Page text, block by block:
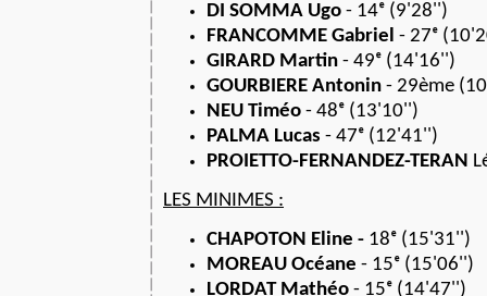
DI SOMMA Ugo - 14ᵉ (9'28'')
FRANCOMME Gabriel - 27ᵉ
GIRARD Martin - 49ᵉ (14'16'')
GOURBIERE Antonin - 29ème
NEU Timéo - 48ᵉ (13'10'')
PALMA Lucas - 47ᵉ (12'41'')
PROIETTO-FERNANDEZ-TERAN
LES MINIMES :
CHAPOTON Eline - 18ᵉ (15'31'')
MOREAU Océane - 15ᵉ (15'06'')
LORDAT Mathéo - 15ᵉ (14'47'')